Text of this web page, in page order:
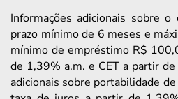
Informações adicionais sobre o
prazo mínimo de 6 meses e
mínimo de empréstimo R$
de 1,39% a.m. e CET a partir
adicionais sobre portabilidade